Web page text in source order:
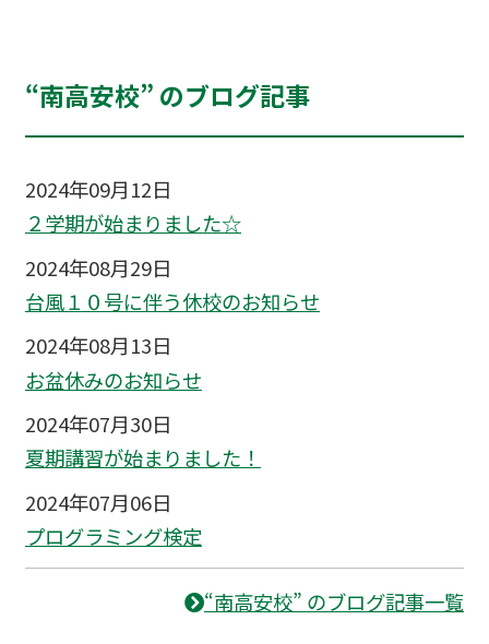
“南高安校” のブログ記事
2024年09月12日
２学期が始まりました☆
2024年08月29日
台風１０号に伴う休校のお知らせ
2024年08月13日
お盆休みのお知らせ
2024年07月30日
夏期講習が始まりました！
2024年07月06日
プログラミング検定
“南高安校” のブログ記事一覧